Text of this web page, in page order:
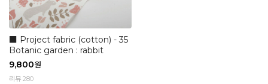
■ Project fabric (cotton) - 35
Botanic garden : rabbit
9,800원
리뷰 280